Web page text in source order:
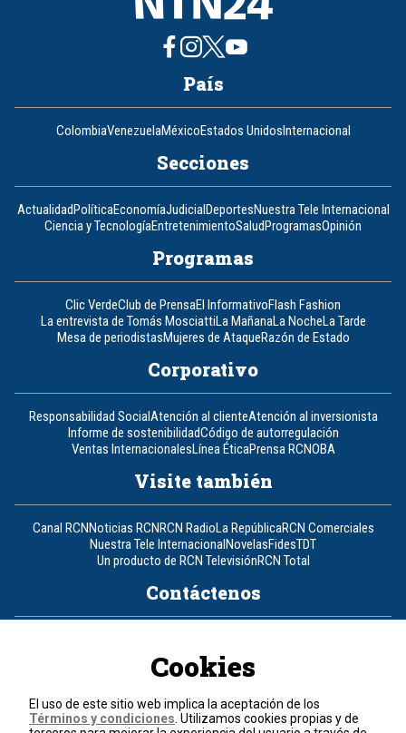
País
ColombiaVenezuelaMéxicoEstados UnidosInternacional
Secciones
ActualidadPolíticaEconomíaJudicialDeportesNuestra Tele Internacional
Ciencia y TecnologíaEntretenimientoSaludProgramasOpinión
Programas
Clic VerdeClub de PrensaEl InformativoFlash Fashion
La entrevista de Tomás MosciattiLa MañanaLa NocheLa Tarde
Mesa de periodistasMujeres de AtaqueRazón de Estado
Corporativo
Responsabilidad SocialAtención al clienteAtención al inversionista
Informe de sostenibilidadCódigo de autorregulación
Ventas InternacionalesLínea ÉticaPrensa RCNOBA
Visite también
Canal RCNNoticias RCNRCN RadioLa RepúblicaRCN Comerciales
Nuestra Tele InternacionalNovelasFidesTDT
Un producto de RCN TelevisiónRCN Total
Contáctenos
Política de cookies
Términos y condiciones
Cookies
El uso de este sitio web implica la aceptación de los
Términos y condiciones . Utilizamos cookies propias y de